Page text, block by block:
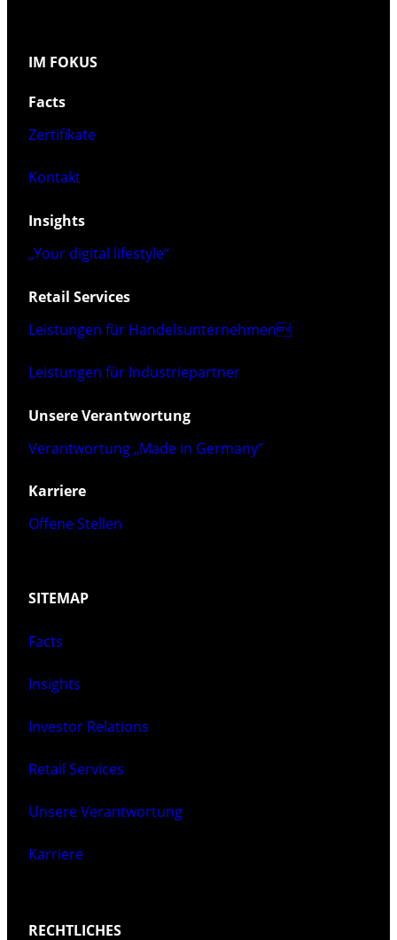
IM FOKUS
Facts
Zertifikate
Kontakt
Insights
„Your digital lifestyle“
Retail Services
Leistungen für Handelsunternehmen
Leistungen für Industriepartner
Unsere Verantwortung
Verantwortung „Made in Germany“
Karriere
Offene Stellen
SITEMAP
Facts
Insights
Investor Relations
Retail Services
Unsere Verantwortung
Karriere
RECHTLICHES